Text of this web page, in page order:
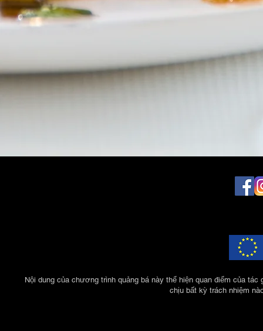
Nội dung của chương trình quảng bá này thể hiện quan điểm của
chịu bất kỳ trách nhiệm